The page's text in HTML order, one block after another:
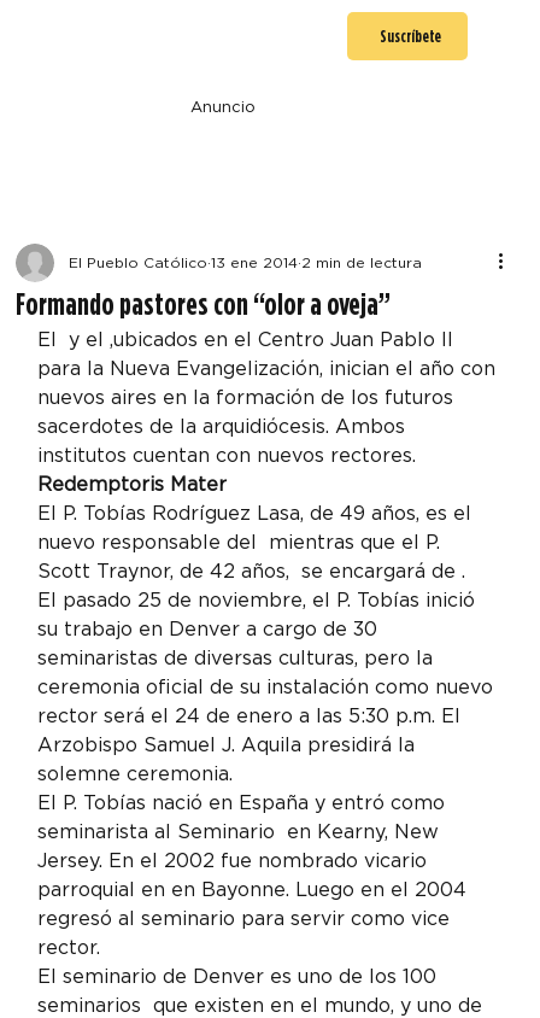
Suscríbete
Anuncio
Formando pastores con “olor a oveja”
El Pueblo Católico 13 ene 2014 2 min de lectura
El y el ,ubicados en el Centro Juan Pablo II
para la Nueva Evangelización, inician el año con
nuevos aires en la formación de los futuros
sacerdotes de la arquidiócesis. Ambos
institutos cuentan con nuevos rectores.
Redemptoris Mater
El P. Tobías Rodríguez Lasa, de 49 años, es el
nuevo responsable del
mientras que el P.
Scott Traynor, de 42 años,  se encargará de .
El pasado 25 de noviembre, el P. Tobías inició
su trabajo en Denver a cargo de 30
seminaristas de diversas culturas, pero la
ceremonia oficial de su instalación como nuevo
rector será el 24 de enero a las 5:30 p.m. El
Arzobispo Samuel J. Aquila presidirá la
solemne ceremonia.
El P. Tobías nació en España y entró como
seminarista al Seminario
en Kearny, New
Jersey. En el 2002 fue nombrado vicario
parroquial en en Bayonne. Luego en el 2004
regresó al seminario para servir como vice
rector.
El seminario de Denver es uno de los 100
seminarios que existen en el mundo, y uno de